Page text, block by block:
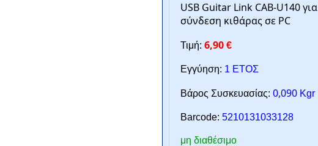
USB Guitar Link CAB-U140 για
σύνδεση κιθάρας σε PC
Τιμή: 6,90 €
Εγγύηση: 1 ΕΤΟΣ
Βάρος Συσκευασίας: 0,090 Kgr
Barcode: 5210131033128
μη διαθέσιμο